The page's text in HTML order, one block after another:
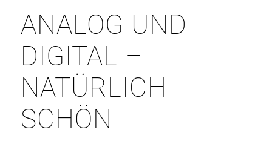
ANALOG UND
DIGITAL –
NATÜRLICH
SCHÖN